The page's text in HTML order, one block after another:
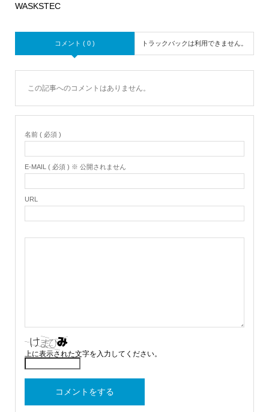
WASKSTEC
コメント ( 0 ) トラックバックは利用できません。
この記事へのコメントはありません。
名前 ( 必須 )
E-MAIL ( 必須 ) ※ 公開されません
URL
上に表示された文字を入力してください。